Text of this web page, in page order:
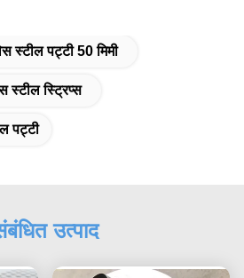
स्टील पट्टी 50 मिमी
स्टील स्ट्रिप्स
पट्टी
उत्पाद